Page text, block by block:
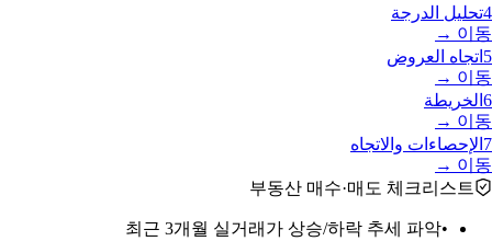
4تحليل الدرجة
이동 →
5 اتجاه العروض
이동 →
6 الخريطة
이동 →
7 الإحصاءات والاتجاه
이동 →
부동산 매수·매도 체크리스트
•
최근 3개월 실거래가 상승/하락 추세 파악